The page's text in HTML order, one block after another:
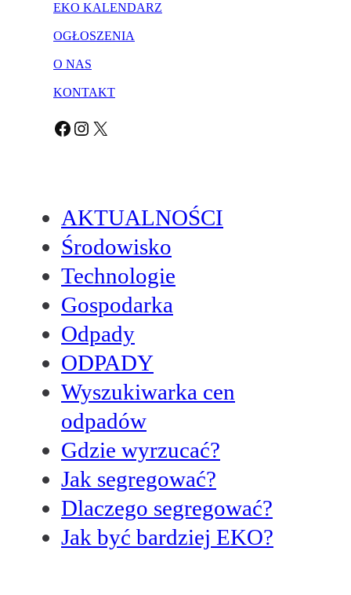
EKO KALENDARZ
OGŁOSZENIA
O NAS
KONTAKT
Facebook Instagram X
AKTUALNOŚCI
Środowisko
Technologie
Gospodarka
Odpady
ODPADY
Wyszukiwarka cen
odpadów
Gdzie wyrzucać?
Jak segregować?
Dlaczego segregować?
Jak być bardziej EKO?